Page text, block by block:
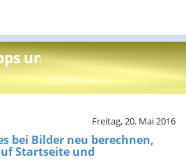
und Info
Freitag, 20. Mai 2016
bei Bilder neu berechnen,
Startseite und